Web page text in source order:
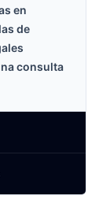
en
de
consulta